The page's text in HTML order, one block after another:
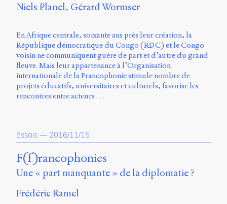
de
Sherbrooke
Campus
de
Longueuil
Local
B1-
Charles-
Moyne
Longueuil
(QC)
J4K
0B7
Niels Planel
Gérard Wormser
En Afrique centrale, soixante ans près leur création, la
République démocratique du Congo (RDC) et le Congo
voisin ne communiquent guère de part et d’autre du grand
fleuve. Mais leur appartenance à l’Organisation
internationale de la Francophonie stimule nombre de
projets éducatifs, universitaires et culturels, favorise les
rencontres entre acteurs …
Essais — 2016/11/15
F(f)rancophonies
Une « part manquante » de la diplomatie ?
Frédéric Ramel